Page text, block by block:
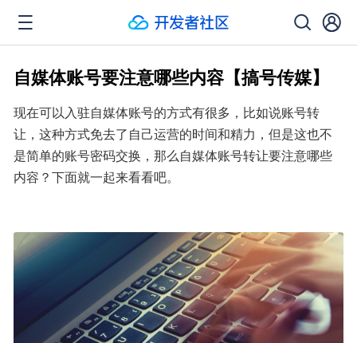
自媒体账号要注意哪些内容【搞号传媒】
现在可以入驻自媒体账号的方式有很多，比如说账号转
让，这种方式免去了自己运营的时间和精力，但是这也不
是简单的账号密码交换，那么自媒体账号转让要注意哪些
内容？下面就一起来看看吧。